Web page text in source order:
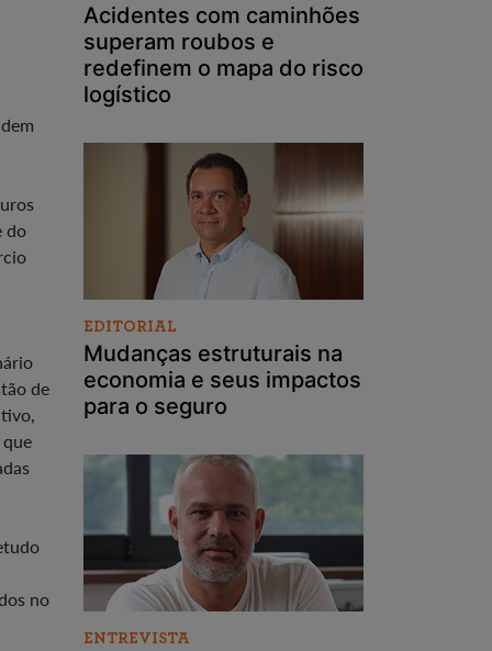
do
de
no
Acidentes com caminhões
superam roubos e
redefinem o mapa do risco
logístico
EDITORIAL
Mudanças estruturais na
economia e seus impactos
para o seguro
ENTREVISTA